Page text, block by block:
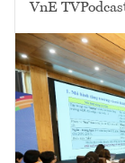
VnE TV